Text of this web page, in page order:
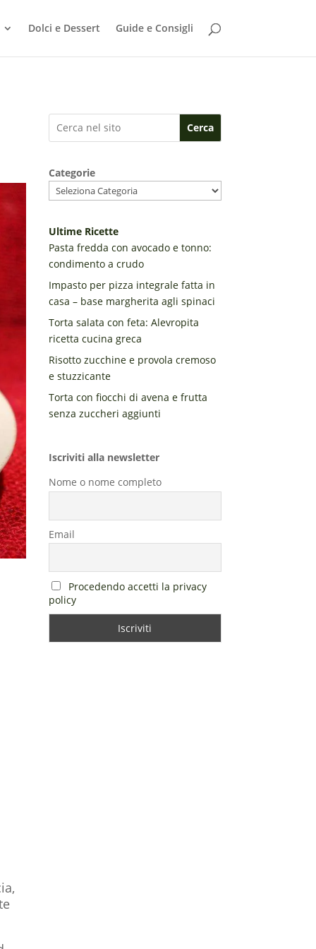
Dolci e Dessert Guide e Consigli
Cerca
Categorie
Ultime Ricette
Pasta fredda con avocado e tonno:
condimento a crudo
Impasto per pizza integrale fatta in
casa – base margherita agli spinaci
Torta salata con feta: Alevropita
ricetta cucina greca
Risotto zucchine e provola cremoso
e stuzzicante
Torta con fiocchi di avena e frutta
senza zuccheri aggiunti
Iscriviti alla newsletter
Nome o nome completo
Email
Procedendo accetti la privacy
policy